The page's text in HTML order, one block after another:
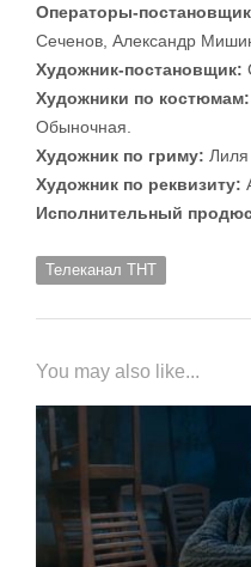
Операторы-
Сеченов, Александр
Художник-постановщик:
Художники по костюмам:
Обыночная.
Художник по гриму: Лиля
Художник по реквизиту:
Исполнительный
Телеканал ТНТ
You may also like...